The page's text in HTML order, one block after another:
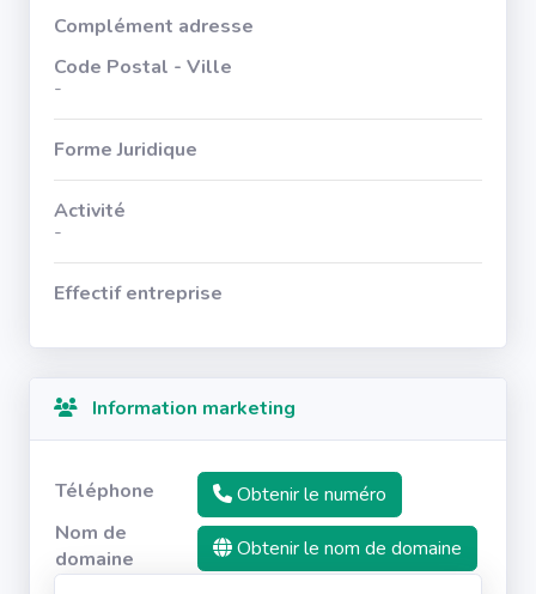
Complément adresse
Code Postal - Ville
-
Forme Juridique
Activité
-
Effectif entreprise
Information marketing
Téléphone
Obtenir le numéro
Nom de
domaine
Obtenir le nom de domaine